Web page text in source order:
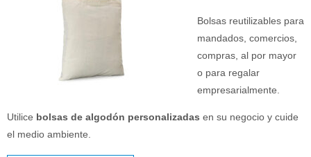
Bolsas reutilizables para
mandados, comercios,
compras, al por mayor
o para regalar
empresarialmente.
Utilice bolsas de algodón personalizadas en su negocio y cuide
el medio ambiente.